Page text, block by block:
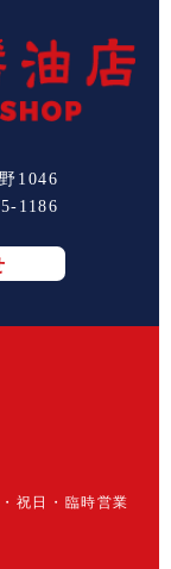
1046
1186
祝日・臨時営業